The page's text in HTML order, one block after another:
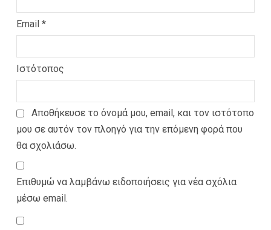
Email *
Ιστότοπος
Αποθήκευσε το όνομά μου, email, και τον ιστότοπο
μου σε αυτόν τον πλοηγό για την επόμενη φορά που
θα σχολιάσω.
Επιθυμώ να λαμβάνω ειδοποιήσεις για νέα σχόλια
μέσω email.